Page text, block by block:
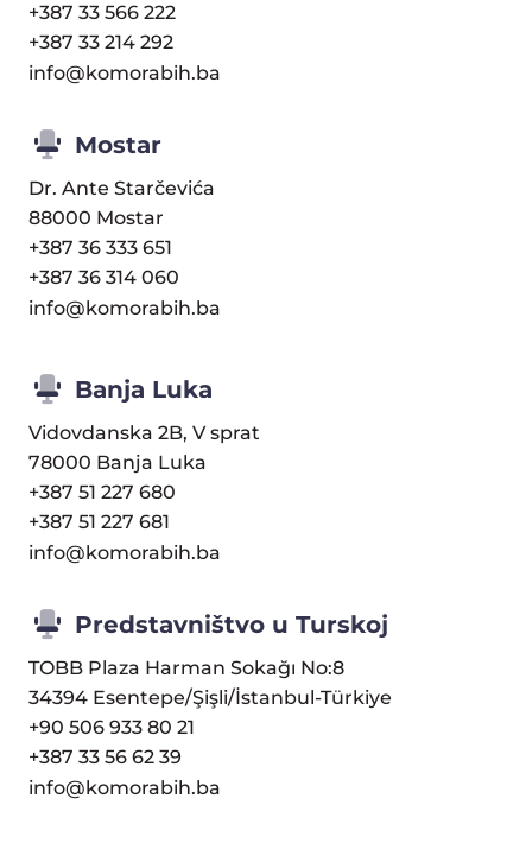
+387 33 566 222
+387 33 214 292
info@komorabih.ba
Mostar
Dr. Ante Starčevića
88000 Mostar
+387 36 333 651
+387 36 314 060
info@komorabih.ba
Banja Luka
Vidovdanska 2B, V sprat
78000 Banja Luka
+387 51 227 680
+387 51 227 681
info@komorabih.ba
Predstavništvo u Turskoj
TOBB Plaza Harman Sokağı No:8
34394 Esentepe/Şişli/İstanbul-Türkiye
+90 506 933 80 21
+387 33 56 62 39
info@komorabih.ba